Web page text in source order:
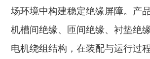
场环境中构建稳定绝缘屏障。产
机槽间绝缘、匝间绝缘、衬垫绝
电机绕组结构，在装配与运行过